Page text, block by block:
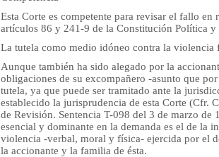
Esta Corte es competente para revisar el fallo
artículos 86 y 241-9 de la Constitución Política
La tutela como medio idóneo contra la violencia
Aunque también ha sido alegado por la
obligaciones de su excompañero -asunto que
tutela, ya que puede ser tramitado ante la
establecido la jurisprudencia de esta Corte (Cfr.
de Revisión. Sentencia T-098 del 3 de marzo de
esencial y dominante en la demanda es el de la
violencia -verbal, moral y física- ejercida por el
la accionante y la familia de ésta.